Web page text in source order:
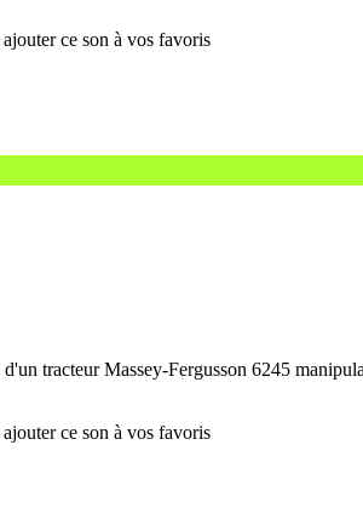
tracteur Massey-Fergusson 6245